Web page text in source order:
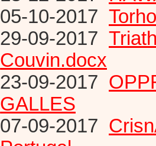
05-10-2017
29-09-2017
Couvin.docx
23-09-2017
GALLES
07-09-2017